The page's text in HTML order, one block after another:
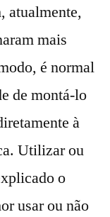
atualmente,
mais
é normal
de montá-lo
à
Utilizar ou
o
usar ou não